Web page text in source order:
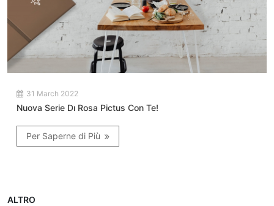
31 March 2022
Nuova Serie Dı Rosa Pictus Con Te!
Per Saperne di Più
ALTRO